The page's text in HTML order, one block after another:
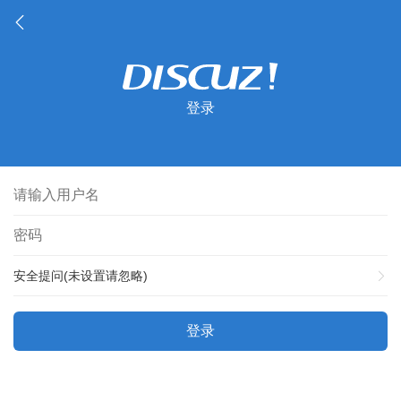
登录
安全提问(未设置请忽略)
登录